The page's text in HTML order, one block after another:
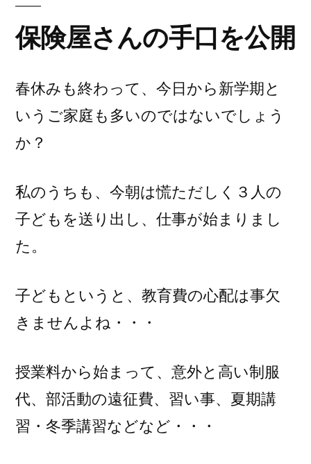
ま
っ
て
保険屋さんの手口を公開
春休みも終わって、今日から新学期と
いうご家庭も多いのではないでしょう
か？
私のうちも、今朝は慌ただしく３人の
子どもを送り出し、仕事が始まりまし
た。
子どもというと、教育費の心配は事欠
きませんよね・・・
授業料から始まって、意外と高い制服
代、部活動の遠征費、習い事、夏期講
習・冬季講習などなど・・・